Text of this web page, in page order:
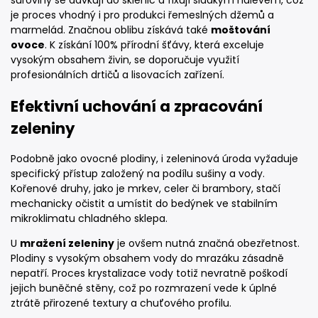
je proces vhodný i pro produkci řemeslných džemů a
marmelád. Značnou oblibu získává také moštování
ovoce. K získání 100% přírodní šťávy, která exceluje
vysokým obsahem živin, se doporučuje využití
profesionálních drtičů a lisovacích zařízení.
Efektivní uchování a zpracování
zeleniny
Podobně jako ovocné plodiny, i zeleninová úroda vyžaduje
specifický přístup založený na podílu sušiny a vody.
Kořenové druhy, jako je mrkev, celer či brambory, stačí
mechanicky očistit a umístit do bedýnek ve stabilním
mikroklimatu chladného sklepa.
U mražení zeleniny je ovšem nutná značná obezřetnost.
Plodiny s vysokým obsahem vody do mrazáku zásadně
nepatří. Proces krystalizace vody totiž nevratně poškodí
jejich buněčné stěny, což po rozmrazení vede k úplné
ztrátě přirozené textury a chuťového profilu.